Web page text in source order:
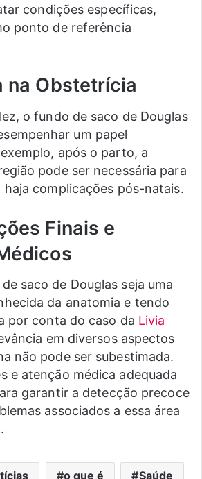
condições específicas,
ponto de referência
na Obstetrícia
o fundo de saco de Douglas
um papel
após o parto, a
pode ser necessária para
complicações pós-natais.
Finais e
saco de Douglas seja uma
da anatomia e tendo
por conta do caso da Livia
em diversos aspectos
não pode ser subestimada.
e atenção médica adequada
garantir a detecção precoce
associados a essa área
o que é Saúde